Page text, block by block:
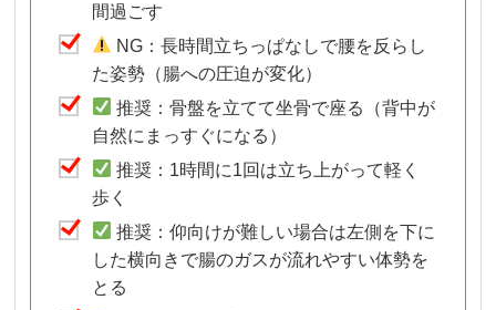
間過ごす
NG：長時間立ちっぱなしで腰を反らし
た姿勢（腸への圧迫が変化）
推奨：骨盤を立てて坐骨で座る（背中が
自然にまっすぐになる）
推奨：1時間に1回は立ち上がって軽く
歩く
推奨：仰向けが難しい場合は左側を下に
した横向きで腸のガスが流れやすい体勢を
とる